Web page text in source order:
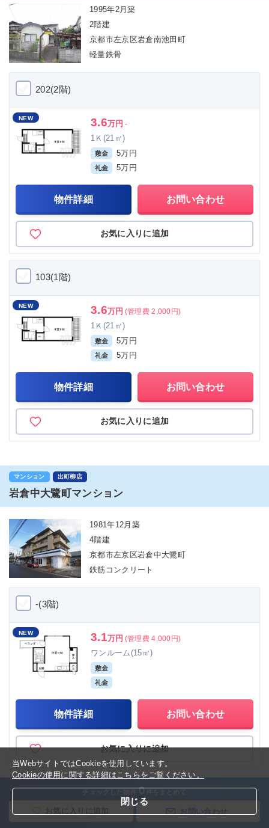
チェックした物件 0件をまとめて
1995年2月築
2階建
京都市左京区岩倉南池田町
軽量鉄骨
202(2階)
NEW 3.6万円 -
1Ｋ(21㎡)
敷金 5万円
礼金 5万円
物件詳細 お問い合わせ
お気に入りに追加
103(1階)
NEW 3.6万円 (管理費 2,000円)
1Ｋ(21㎡)
敷金 5万円
礼金 5万円
物件詳細 お問い合わせ
お気に入りに追加
マンション 出町柳店
岩倉中大鷺町マンション
1981年12月築
4階建
京都市左京区岩倉中大鷺町
鉄筋コンクリート
-(3階)
NEW 3.1万円 (管理費 4,000円)
ワンルーム(15㎡)
敷金
礼金
物件詳細 お問い合わせ
お気に入りに追加
岩倉南河原町ハイツ
当WebサイトではCookieを使用しています。
Cookieの使用に関する詳細はこちらをご覧ください。
閉じる